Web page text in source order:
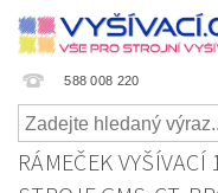
588 008 220
RÁMEČEK